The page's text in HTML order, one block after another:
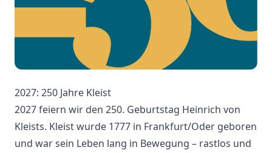
2027: 250 Jahre Kleist
2027 feiern wir den 250. Geburtstag Heinrich von
Kleists. Kleist wurde 1777 in Frankfurt/Oder geboren
und war sein Leben lang in Bewegung – rastlos und